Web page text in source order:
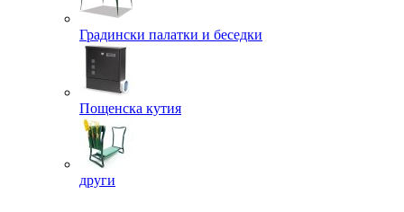
Градински палатки и беседки
Пощенска кутия
други